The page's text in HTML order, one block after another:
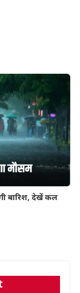
बारिश, देखें कल